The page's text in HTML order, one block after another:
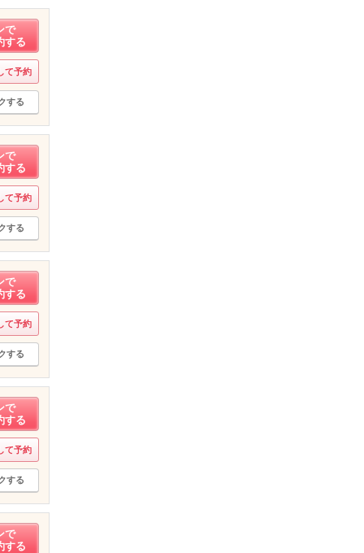
で
する
て予約
する
で
する
て予約
する
で
する
て予約
する
で
する
て予約
する
で
する